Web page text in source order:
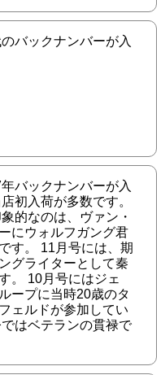
バックナンバーが入
バックナンバーが入
初入荷が多数です。
的なのは、ヴァン・
にウォルフガング君
す。 11月号には、期
グライターとして秦
。 10月号にはジェ
ープに当時20歳のタ
ェルドが参加してい
はベテランの貫禄で